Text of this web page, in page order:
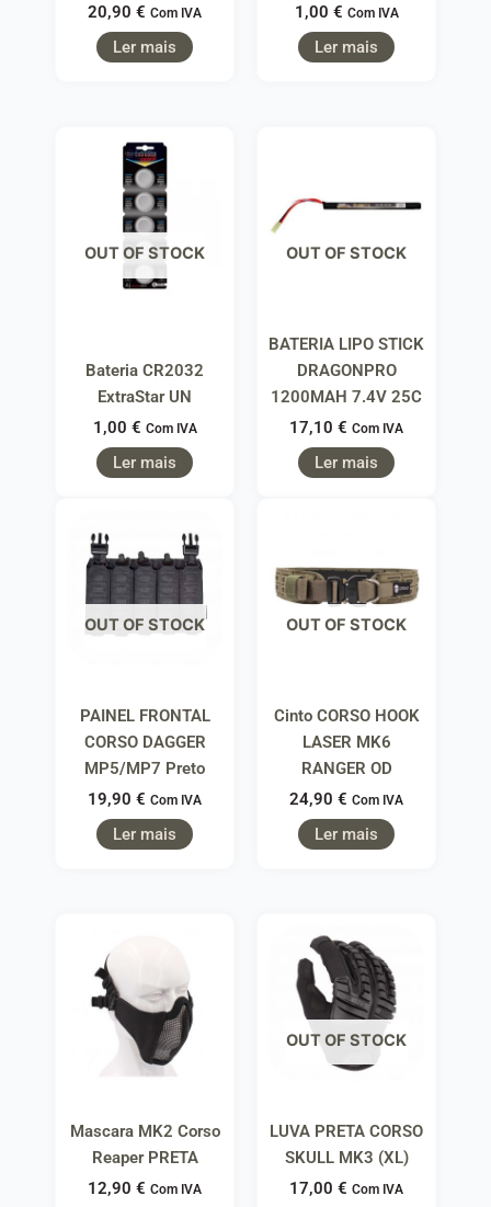
20,90 € Com IVA
Ler mais
1,00 € Com IVA
Ler mais
OUT OF STOCK
Bateria CR2032
ExtraStar UN
1,00 € Com IVA
Ler mais
OUT OF STOCK
BATERIA LIPO STICK
DRAGONPRO
1200MAH 7.4V 25C
17,10 € Com IVA
Ler mais
OUT OF STOCK
PAINEL FRONTAL
CORSO DAGGER
MP5/MP7 Preto
19,90 € Com IVA
Ler mais
OUT OF STOCK
Cinto CORSO HOOK
LASER MK6
RANGER OD
24,90 € Com IVA
Ler mais
Mascara MK2 Corso
Reaper PRETA
12,90 € Com IVA
OUT OF STOCK
LUVA PRETA CORSO
SKULL MK3 (XL)
17,00 € Com IVA